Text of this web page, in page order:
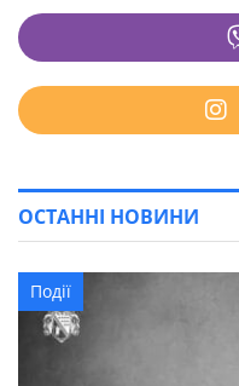
ОСТАННІ НОВИНИ
Події